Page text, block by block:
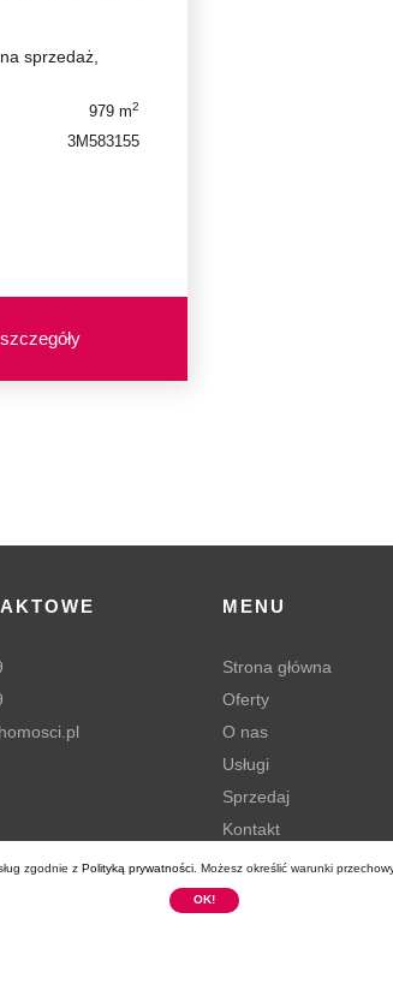
sprzedaż,
979 m2
3M583155
MENU
Strona główna
Oferty
O nas
Usługi
Sprzedaj
Kontakt
Polityka prywatności
zgodnie z Polityką prywatności . Możesz określić warunki
OK!